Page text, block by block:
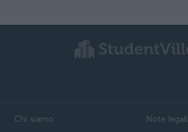
Chi siamo Note legali